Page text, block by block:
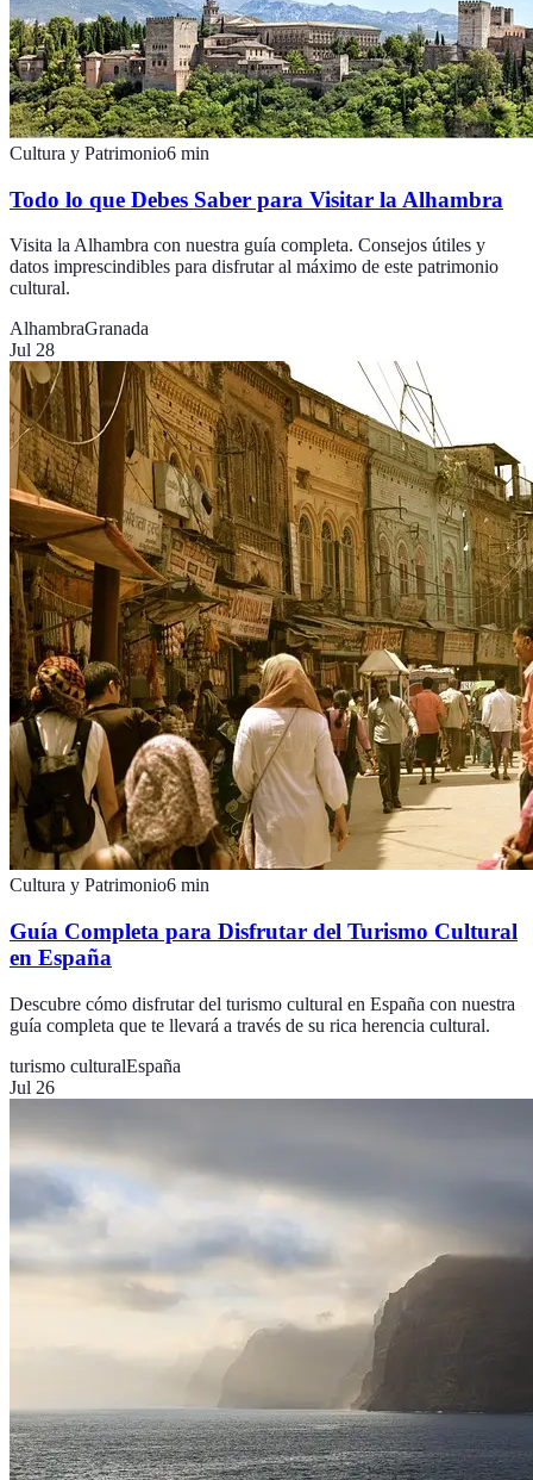
Cultura y Patrimonio6 min
Todo lo que Debes Saber para Visitar la Alhambra
Visita la Alhambra con nuestra guía completa. Consejos útiles y
datos imprescindibles para disfrutar al máximo de este patrimonio
cultural.
AlhambraGranada
Jul 28
Cultura y Patrimonio6 min
Guía Completa para Disfrutar del Turismo Cultural
en España
Descubre cómo disfrutar del turismo cultural en España con nuestra
guía completa que te llevará a través de su rica herencia cultural.
turismo culturalEspaña
Jul 26